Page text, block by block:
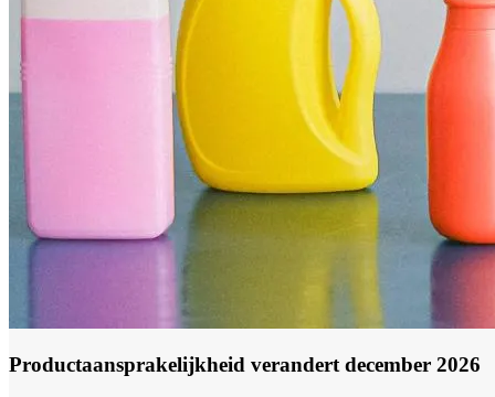
Productaansprakelijkheid verandert december 2026